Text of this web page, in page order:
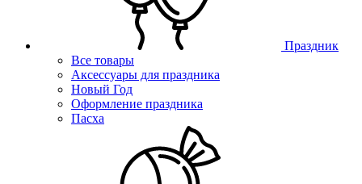
Праздник
Все товары
Аксессуары для праздника
Новый Год
Оформление праздника
Пасха